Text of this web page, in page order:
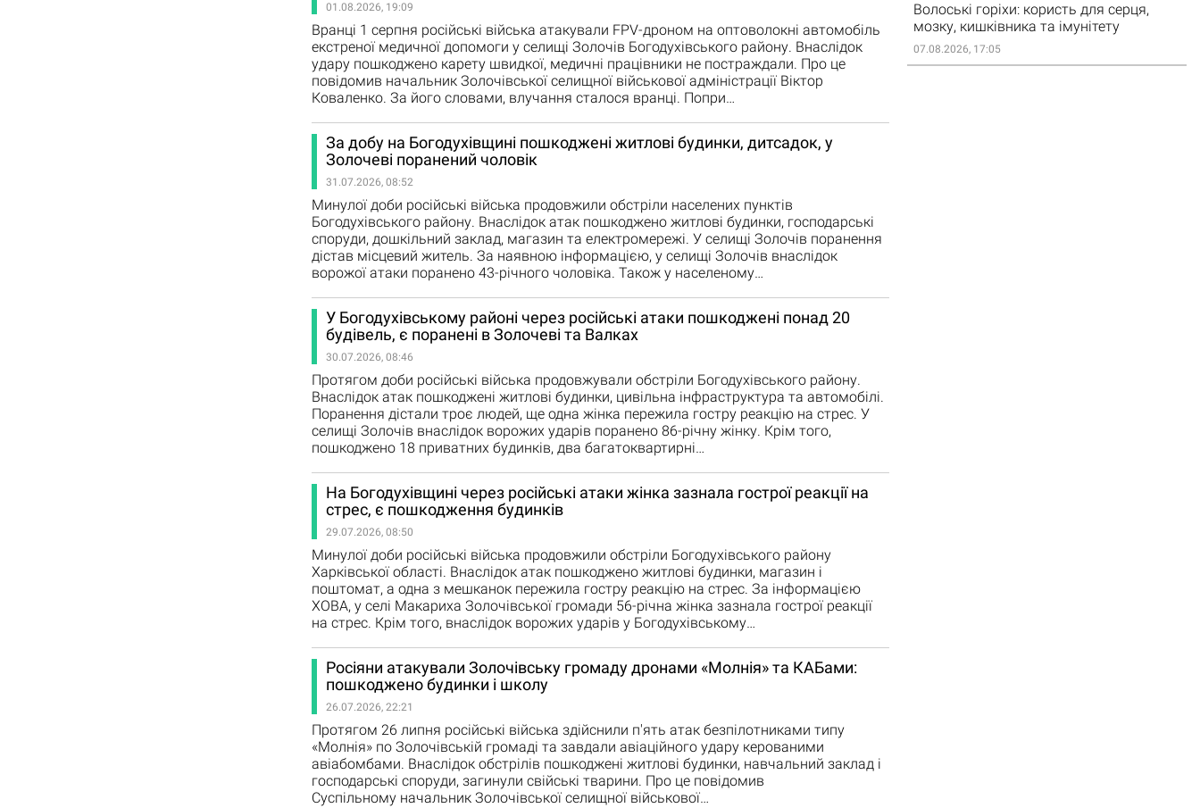
01.08.2026, 19:09
Вранці 1 серпня російські війська атакували FPV-дроном на оптоволокні автомобіль
екстреної медичної допомоги у селищі Золочів Богодухівського району. Внаслідок
удару пошкоджено карету швидкої, медичні працівники не постраждали. Про це
повідомив начальник Золочівської селищної військової адміністрації Віктор
Коваленко. За його словами, влучання сталося вранці. Попри…
За добу на Богодухівщині пошкоджені житлові будинки, дитсадок, у
Золочеві поранений чоловік
31.07.2026, 08:52
Минулої доби російські війська продовжили обстріли населених пунктів
Богодухівського району. Внаслідок атак пошкоджено житлові будинки, господарські
споруди, дошкільний заклад, магазин та електромережі. У селищі Золочів поранення
дістав місцевий житель. За наявною інформацією, у селищі Золочів внаслідок
ворожої атаки поранено 43-річного чоловіка. Також у населеному…
У Богодухівському районі через російські атаки пошкоджені понад 20
будівель, є поранені в Золочеві та Валках
30.07.2026, 08:46
Протягом доби російські війська продовжували обстріли Богодухівського району.
Внаслідок атак пошкоджені житлові будинки, цивільна інфраструктура та автомобілі.
Поранення дістали троє людей, ще одна жінка пережила гостру реакцію на стрес. У
селищі Золочів внаслідок ворожих ударів поранено 86-річну жінку. Крім того,
пошкоджено 18 приватних будинків, два багатоквартирні…
На Богодухівщині через російські атаки жінка зазнала гострої реакції на
стрес, є пошкодження будинків
29.07.2026, 08:50
Минулої доби російські війська продовжили обстріли Богодухівського району
Харківської області. Внаслідок атак пошкоджено житлові будинки, магазин і
поштомат, а одна з мешканок пережила гостру реакцію на стрес. За інформацією
ХОВА, у селі Макариха Золочівської громади 56-річна жінка зазнала гострої реакції
на стрес. Крім того, внаслідок ворожих ударів у Богодухівському…
Росіяни атакували Золочівську громаду дронами «Молнія» та КАБами:
пошкоджено будинки і школу
26.07.2026, 22:21
Протягом 26 липня російські війська здійснили п'ять атак безпілотниками типу
«Молнія» по Золочівській громаді та завдали авіаційного удару керованими
авіабомбами. Внаслідок обстрілів пошкоджені житлові будинки, навчальний заклад і
господарські споруди, загинули свійські тварини. Про це повідомив
Суспільному начальник Золочівської селищної військової…
Волоські горіхи: користь для серця,
мозку, кишківника та імунітету
07.08.2026, 17:05